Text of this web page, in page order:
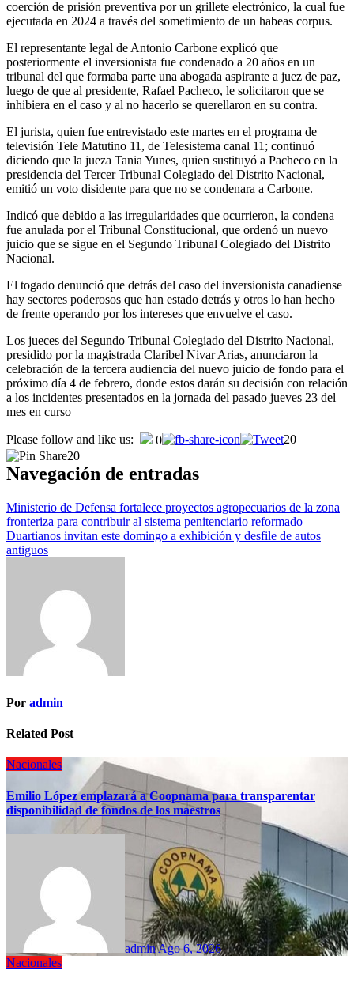
coerción de prisión preventiva por un grillete electrónico, la cual fue
ejecutada en 2024 a través del sometimiento de un habeas corpus.
El representante legal de Antonio Carbone explicó que
posteriormente el inversionista fue condenado a 20 años en un
tribunal del que formaba parte una abogada aspirante a juez de paz,
luego de que al presidente, Rafael Pacheco, le solicitaron que se
inhibiera en el caso y al no hacerlo se querellaron en su contra.
El jurista, quien fue entrevistado este martes en el programa de
televisión Tele Matutino 11, de Telesistema canal 11; continuó
diciendo que la jueza Tania Yunes, quien sustituyó a Pacheco en la
presidencia del Tercer Tribunal Colegiado del Distrito Nacional,
emitió un voto disidente para que no se condenara a Carbone.
Indicó que debido a las irregularidades que ocurrieron, la condena
fue anulada por el Tribunal Constitucional, que ordenó un nuevo
juicio que se sigue en el Segundo Tribunal Colegiado del Distrito
Nacional.
El togado denunció que detrás del caso del inversionista canadiense
hay sectores poderosos que han estado detrás y otros lo han hecho
de frente operando por los intereses que envuelve el caso.
Los jueces del Segundo Tribunal Colegiado del Distrito Nacional,
presidido por la magistrada Claribel Nivar Arias, anunciaron la
celebración de la tercera audiencia del nuevo juicio de fondo para el
próximo día 4 de febrero, donde estos darán su decisión con relación
a los incidentes presentados en la jornada del pasado jueves 23 del
mes en curso
Please follow and like us: 0
20
20
Navegación de entradas
Ministerio de Defensa fortalece proyectos agropecuarios de la zona
fronteriza para contribuir al sistema penitenciario reformado
Duartianos invitan este domingo a exhibición y desfile de autos
antiguos
Por admin
Related Post
Nacionales
Emilio López emplazará a Coopnama para transparentar
disponibilidad de fondos de los maestros
adminAgo 6, 2026
Nacionales